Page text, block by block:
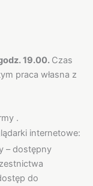
19.00. Czas
praca własna z
.
internetowe:
– dostępny
do